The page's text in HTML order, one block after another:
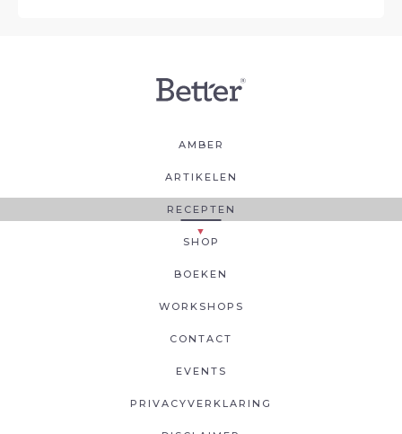
AMBER
ARTIKELEN
RECEPTEN
SHOP
BOEKEN
WORKSHOPS
CONTACT
EVENTS
PRIVACYVERKLARING